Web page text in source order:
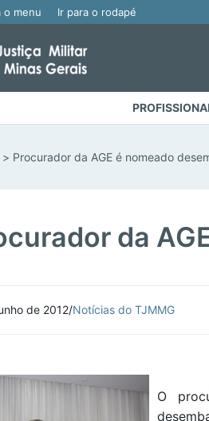
o menu Ir para o rodapé
Procurador da AGE é nomeado
da
de 2012/Notícias do TJMMG
O